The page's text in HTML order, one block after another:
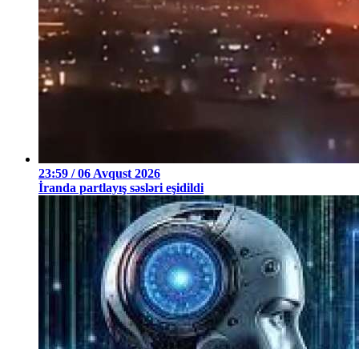
23:59 / 06 Avqust 2026
İranda partlayış səsləri eşidildi